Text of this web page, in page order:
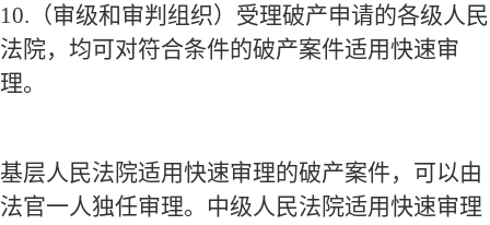
10. （审级和审判组织）受理破产申请的各级人民
法院，均可对符合条件的破产案件适用快速审
理。
基层人民法院适用快速审理的破产案件，可以由
法官一人独任审理。中级人民法院适用快速审理